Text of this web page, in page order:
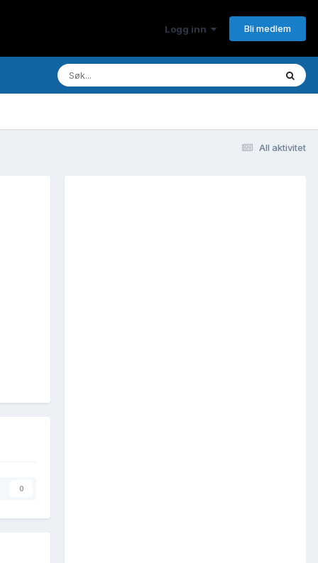
Logg inn Bli medlem
All aktivitet
0